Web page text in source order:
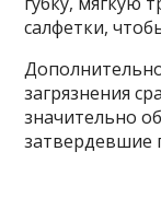
салфетки,
загрязнения
значительно
затвердевшие